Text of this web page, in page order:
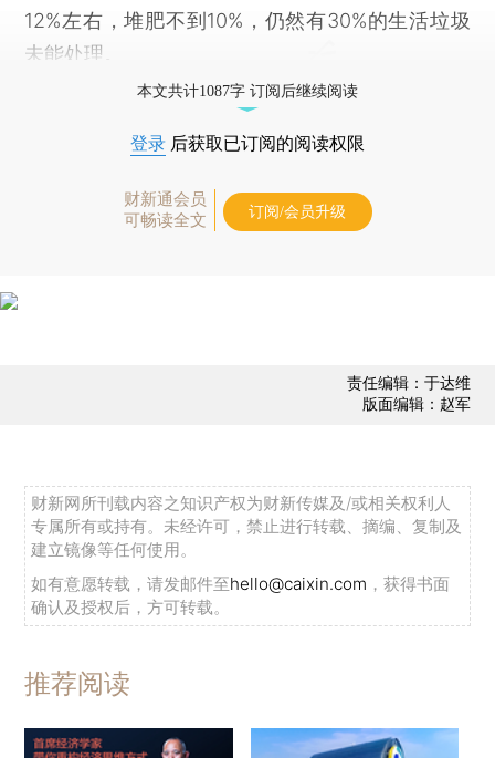
12%左右，堆肥不到10%，仍然有30%的生活垃圾
未能处理。
本文共计1087字 订阅后继续阅读
登录 后获取已订阅的阅读权限
财新通会员
可畅读全文
订阅/会员升级
责任编辑：于达维
版面编辑：赵军
财新网所刊载内容之知识产权为财新传媒及/或相关权利人
专属所有或持有。未经许可，禁止进行转载、摘编、复制及
建立镜像等任何使用。
如有意愿转载，请发邮件至hello@caixin.com ，获得书面
确认及授权后，方可转载。
推荐阅读